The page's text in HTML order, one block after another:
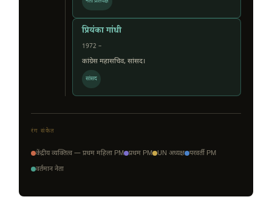
प्रियंका गांधी
1972 –
कांग्रेस महासचिव, सांसद।
सांसद
रंग संकेत
केंद्रीय व्यक्तित्व — प्रथम महिला PM प्रथम PM UN अध्यक्ष परवर्ती PM
वर्तमान नेता